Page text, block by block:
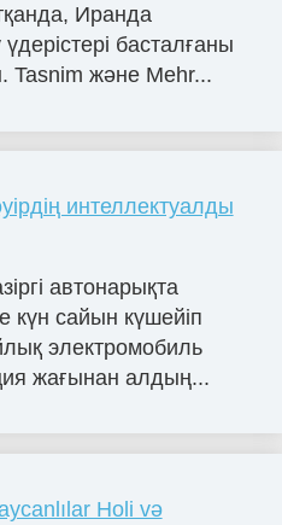
Иранда
басталғаны
Tasnim және Mehr...
интеллектуалды
автонарықта
күн сайын күшейіп
электромобиль
жағынан алдың...
Holi və